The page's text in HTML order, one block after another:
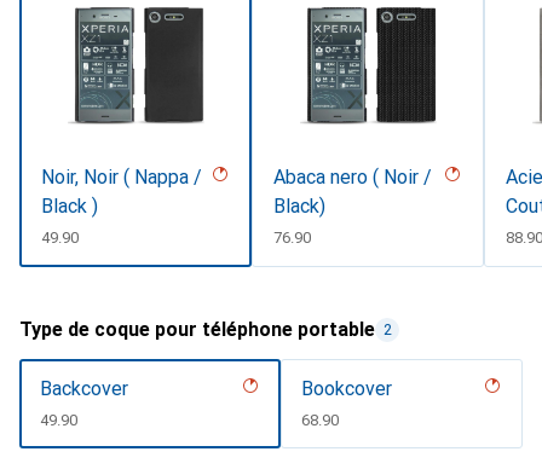
Noir, Noir ( Nappa /
Black )
CHF
49.90
Abaca nero ( Noir /
Black)
CHF
76.90 CHF
Type de coque pour téléphone portable 2
Backcover
CHF
49.90
Bookcover
CHF
68.90